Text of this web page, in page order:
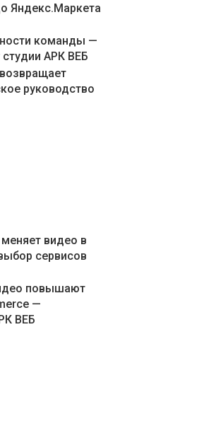
Яндекс.Маркета
команды —
студии АРК ВЕБ
руководство
видео в
сервисов
повышают
—
ВЕБ